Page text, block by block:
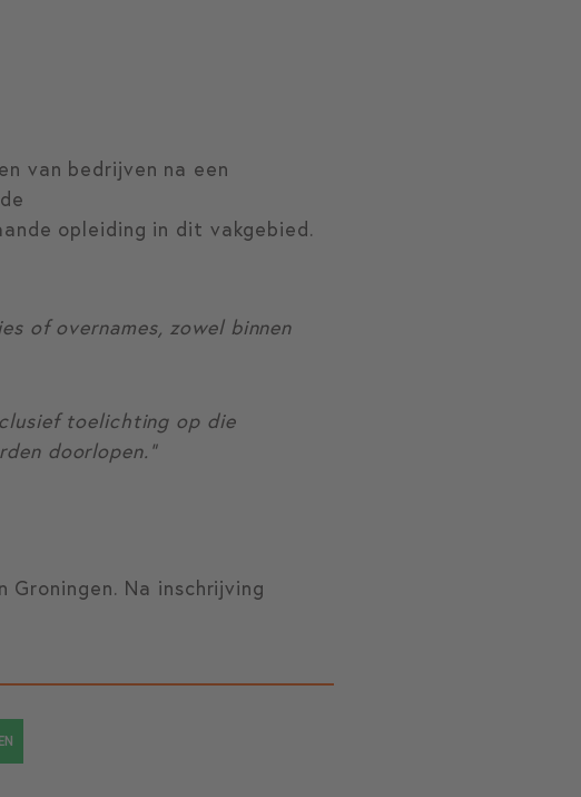
van bedrijven na een
opleiding in dit vakgebied.
of overnames, zowel binnen
toelichting op die
doorlopen.”
Na inschrijving